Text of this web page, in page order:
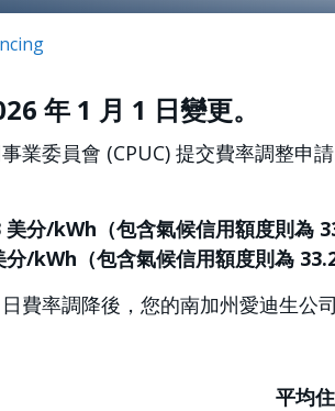
年 1 月 1 日變更。
業委員會 (CPUC) 提交費率調整申
分/kWh（包含氣候信用額度則為
/kWh（包含氣候信用額度則為
費率調降後，您的南加州愛迪生公
平均